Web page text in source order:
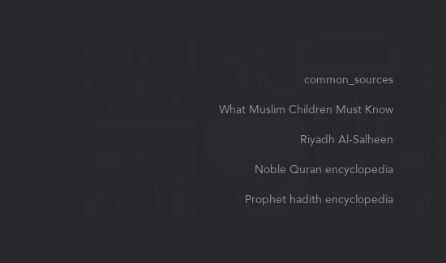
common_sources
What Muslim Children Must Know
Riyadh Al-Salheen
Noble Quran encyclopedia
Prophet hadith encyclopedia